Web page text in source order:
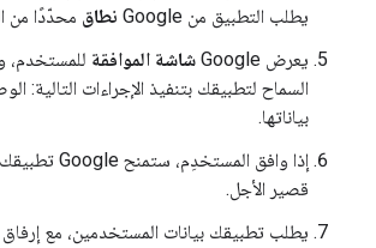
يطلب التطبيق من Google
نطاق محدّدًا من
يعرض Google
شاشة الموافقة للمستخدم،
السماح لتطبيقك بتنفيذ الإجراءات التالية:
بياناتها.
إذا وافق المستخدِم، ستمنح Google تطبيقك
قصير الأجل.
يطلب تطبيقك بيانات المستخدمين، مع